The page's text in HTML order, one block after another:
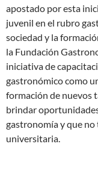
apostado por esta
juvenil en el rubro
sociedad y la
la Fundación
iniciativa de
gastronómico como
formación de nuevos
brindar
gastronomía y que no
universitaria.